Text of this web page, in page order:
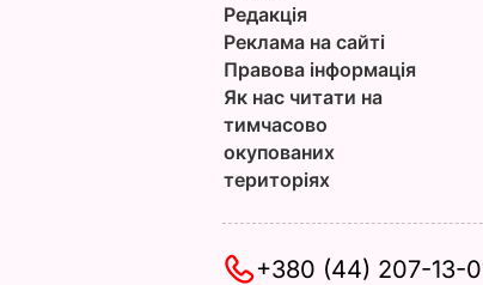
Редакція
Реклама на сайті
Правова інформація
Як нас читати на
тимчасово
окупованих
територіях
+380 (44) 207-13-